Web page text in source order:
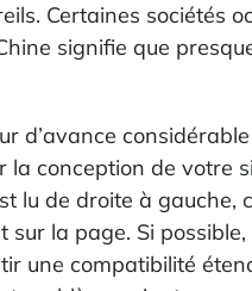
Certaines sociétés
signifie que
d’avance
conception de votre
lu de droite à gauche,
la page. Si
une compatibilité